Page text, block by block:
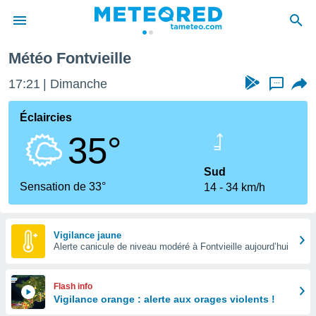
de
Météo Fontvieille
17:21 Dimanche ...
Éclaircies
35°
Sensation de 33°
Sud
14
34 km/h
Vigilance jaune
Alerte canicule de niveau modéré à Fontvieille aujourd’hui
Flash info
Vigilance orange : alerte aux orages violents !